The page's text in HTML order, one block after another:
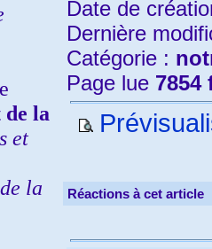
la
et
la
Date de
Dernière
Catégorie :
Page lue 7854
Réactions à cet article